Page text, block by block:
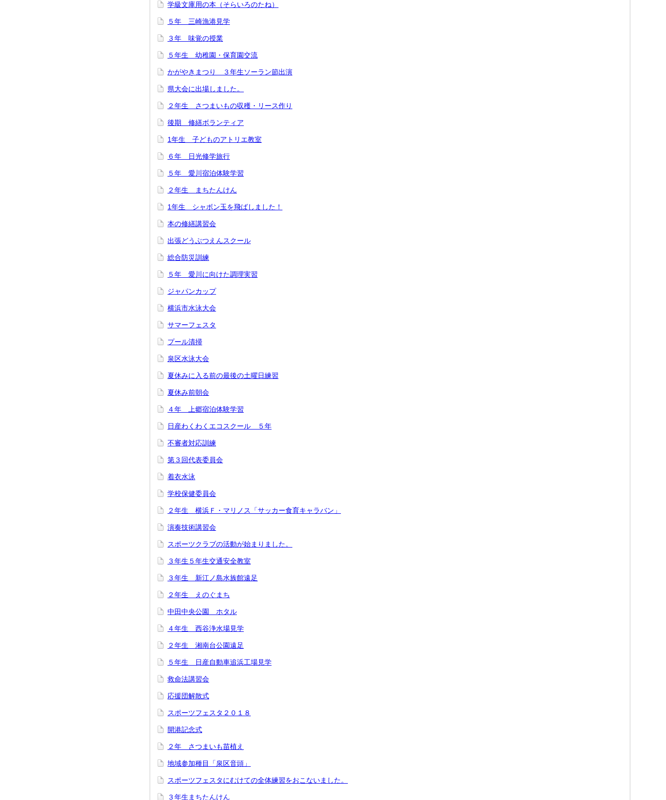
学級文庫用の本（そらいろのたね）
５年 三崎漁港見学
３年 味覚の授業
５年生 幼稚園・保育園交流
かがやきまつり ３年生ソーラン節出演
県大会に出場しました。
２年生 さつまいもの収穫・リース作り
後期 修繕ボランティア
1年生 子どものアトリエ教室
６年 日光修学旅行
５年 愛川宿泊体験学習
２年生 まちたんけん
1年生 シャボン玉を飛ばしました！
本の修繕講習会
出張どうぶつえんスクール
総合防災訓練
５年 愛川に向けた調理実習
ジャパンカップ
横浜市水泳大会
サマーフェスタ
プール清掃
泉区水泳大会
夏休みに入る前の最後の土曜日練習
夏休み前朝会
４年 上郷宿泊体験学習
日産わくわくエコスクール ５年
不審者対応訓練
第３回代表委員会
着衣水泳
学校保健委員会
２年生 横浜Ｆ・マリノス「サッカー食育キャラバン」
演奏技術講習会
スポーツクラブの活動が始まりました。
３年生５年生交通安全教室
３年生 新江ノ島水族館遠足
２年生 えのぐまち
中田中央公園 ホタル
４年生 西谷浄水場見学
２年生 湘南台公園遠足
５年生 日産自動車追浜工場見学
救命法講習会
応援団解散式
スポーツフェスタ２０１８
開港記念式
２年 さつまいも苗植え
地域参加種目「泉区音頭」
スポーツフェスタにむけての全体練習をおこないました。
３年生まちたんけん